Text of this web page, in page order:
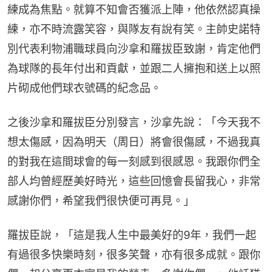
練成為焦點。就算不知會否獲派上陣，他依然認真操
練，亦不時流露笑容，與隊友有說有笑。主帥史諾特
別代表利物浦職球員向沙拿和羅拔臣致謝，肯定他們
為球隊的長年付出和貢獻，並跟二人擁抱和送上以照
片砌成他們球衣號碼的紀念品。
之後沙拿和羅拔臣分別發言，沙拿先說：「今天我不
想太傷感，因為明天（周日）將會很傷感，不過我真
的對我在這間球會的每一刻感到很感恩。我跟你們全
部人均曾經歷美好時光，這些回憶會長留我心，非常
感謝你們，希望我們很快便可再見。」
羅拔臣說，「這是我人生中最美好的9年，我們一起
有過很多快樂時刻，很多笑聲，亦有很多成就。跟你